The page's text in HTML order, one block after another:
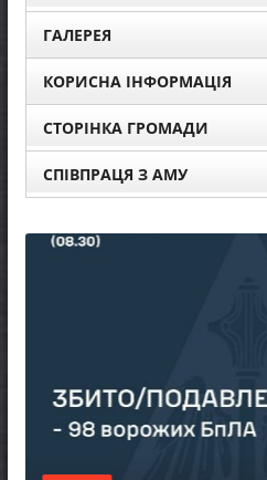
ГАЛЕРЕЯ
КОРИСНА ІНФОРМАЦІЯ
СТОРІНКА ГРОМАДИ
СПІВПРАЦЯ З АМУ